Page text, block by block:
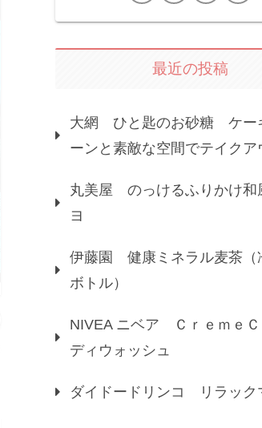
最近の投稿
大網 ひと匙のお砂糖 ケー
ーンと素敵な空間でテイクア
丸美屋 のっけるふりかけ和
ヨ
伊藤園 健康ミネラル麦茶（
ボトル）
NIVEA ニベア ＣｒｅｍｅＣ
ディウォッシュ
ダイドードリンコ リラック